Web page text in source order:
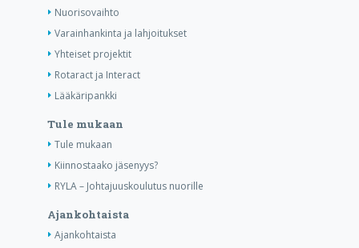
Nuorisovaihto
Varainhankinta ja lahjoitukset
Yhteiset projektit
Rotaract ja Interact
Lääkäripankki
Tule mukaan
Tule mukaan
Kiinnostaako jäsenyys?
RYLA – Johtajuuskoulutus nuorille
Ajankohtaista
Ajankohtaista